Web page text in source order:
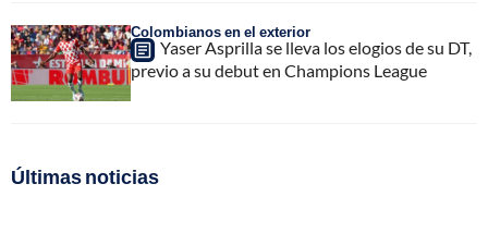
Colombianos en el exterior
Yaser Asprilla se lleva los elogios de su DT,
previo a su debut en Champions League
Últimas noticias